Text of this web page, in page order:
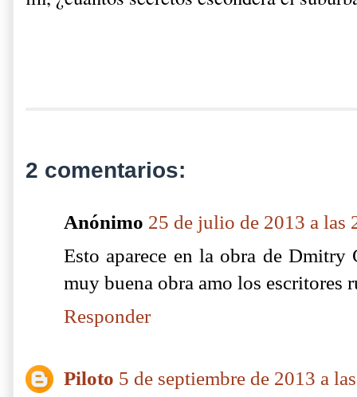
2 comentarios:
Anónimo 25 de julio de 2013 a las
Esto aparece en la obra de
muy buena obra amo los escritores
Responder
Piloto 5 de septiembre de 2013 a